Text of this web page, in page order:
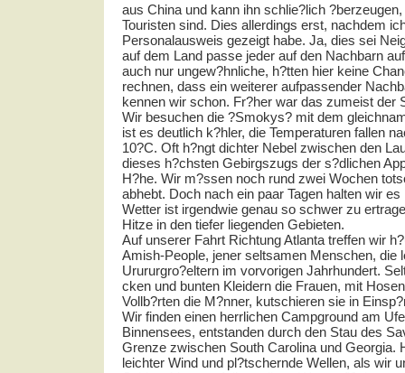
aus China und kann ihn schlie?lich
Touristen sind. Dies allerdings erst, nachdem
Personalausweis gezeigt habe. Ja, dies sei
auf dem Land passe jeder auf den Nachbarn
auch nur ungew?hnliche, h?tten hier keine
rechnen, dass ein weiterer aufpassender
kennen wir schon. Fr?her war das zumeist der
Wir besuchen die ?Smokys? mit dem
ist es deutlich k?hler, die Temperaturen fallen
10?C. Oft h?ngt dichter Nebel zwischen den
dieses h?chsten Gebirgszugs der s?dlichen
H?he. Wir m?ssen noch rund zwei Wochen
abhebt. Doch nach ein paar Tagen halten wir
Wetter ist irgendwie genau so schwer zu
Hitze in den tiefer liegenden Gebieten.
Auf unserer Fahrt Richtung Atlanta treffen wir
Amish-People, jener seltsamen Menschen, die
Urururgro?eltern im vorvorigen Jahrhundert.
cken und bunten Kleidern die Frauen, mit
Vollb?rten die M?nner, kutschieren sie in
Wir finden einen herrlichen Campground am
Binnensees, entstanden durch den Stau des
Grenze zwischen South Carolina und Georgia.
leichter Wind und pl?tschernde Wellen, als wir